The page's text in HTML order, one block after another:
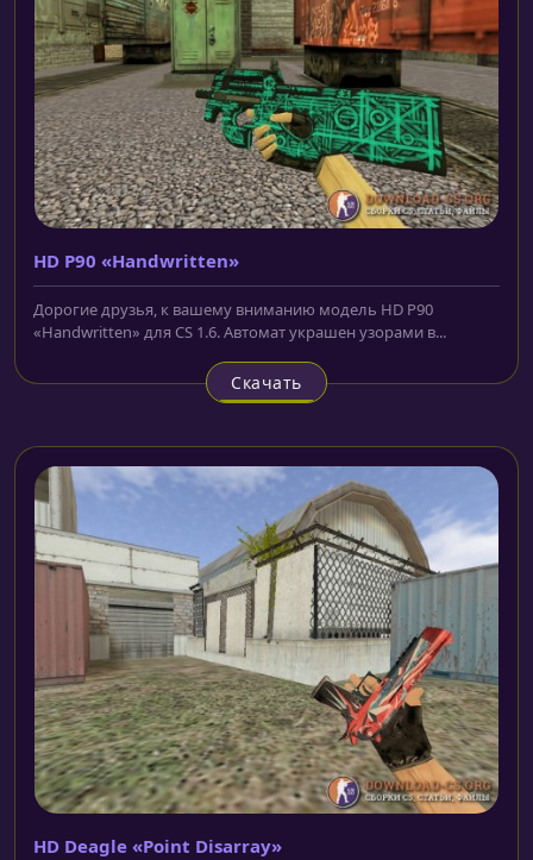
HD P90 «Handwritten»
Дорогие друзья, к вашему вниманию модель HD P90
«Handwritten» для CS 1.6. Автомат украшен узорами в...
Скачать
HD Deagle «Point Disarray»